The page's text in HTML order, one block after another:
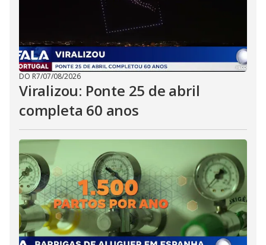
DO R7/07/08/2026
Viralizou: Ponte 25 de abril
completa 60 anos